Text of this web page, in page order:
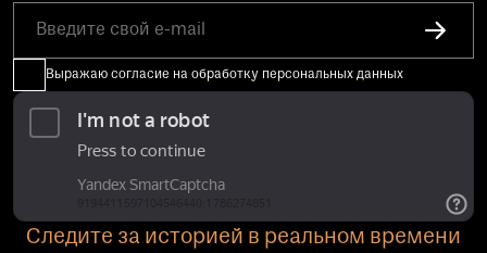
Выражаю согласие на обработку персональных данных
Следите за историей в реальном времени